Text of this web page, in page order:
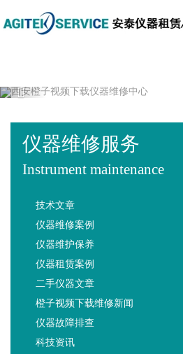
橙子视频下载,橙子视
频,橙子视频最新版下载
Previous
仪器维修服务
Instrument maintenance
技术文章
仪器维修案例
仪器维护保养
仪器租赁案例
二手仪器文章
橙子视频下载维修新闻
仪器故障排查
科技资讯